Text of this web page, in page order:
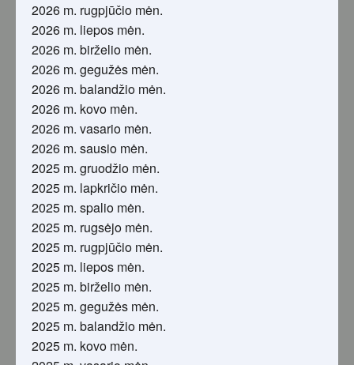
2026 m. rugpjūčio mėn.
2026 m. liepos mėn.
2026 m. birželio mėn.
2026 m. gegužės mėn.
2026 m. balandžio mėn.
2026 m. kovo mėn.
2026 m. vasario mėn.
2026 m. sausio mėn.
2025 m. gruodžio mėn.
2025 m. lapkričio mėn.
2025 m. spalio mėn.
2025 m. rugsėjo mėn.
2025 m. rugpjūčio mėn.
2025 m. liepos mėn.
2025 m. birželio mėn.
2025 m. gegužės mėn.
2025 m. balandžio mėn.
2025 m. kovo mėn.